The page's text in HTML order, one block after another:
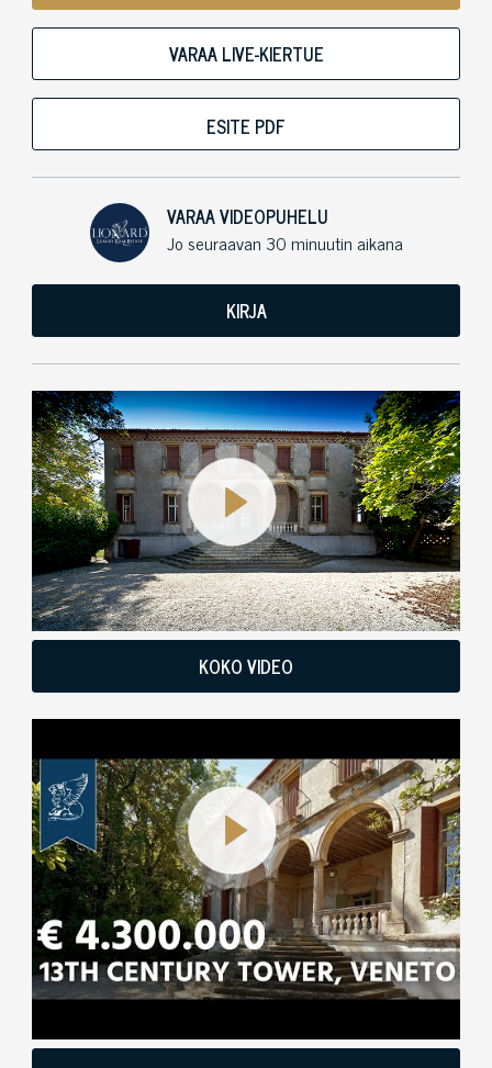
VARAA LIVE-KIERTUE
ESITE PDF
VARAA VIDEOPUHELU
Jo seuraavan 30 minuutin aikana
KIRJA
KOKO VIDEO